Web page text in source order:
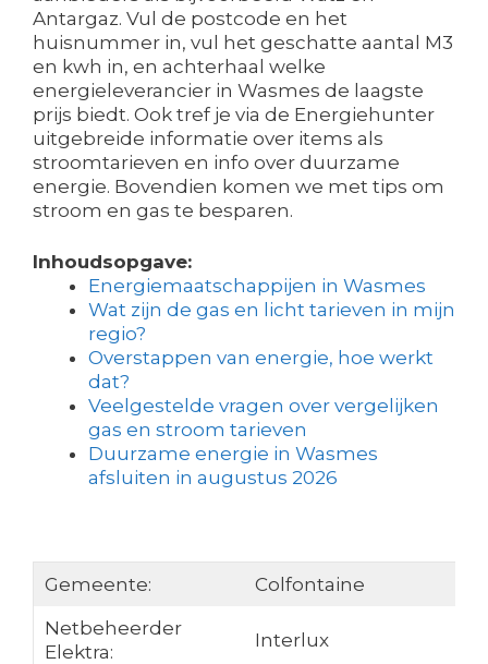
Antargaz. Vul de postcode en het
huisnummer in, vul het geschatte aantal M3
en kwh in, en achterhaal welke
energieleverancier in Wasmes de laagste
prijs biedt. Ook tref je via de Energiehunter
uitgebreide informatie over items als
stroomtarieven en info over duurzame
energie. Bovendien komen we met tips om
stroom en gas te besparen.
Inhoudsopgave:
Energiemaatschappijen in Wasmes
Wat zijn de gas en licht tarieven in mijn
regio?
Overstappen van energie, hoe werkt
dat?
Veelgestelde vragen over vergelijken
gas en stroom tarieven
Duurzame energie in Wasmes
afsluiten in augustus 2026
Gemeente:
Colfontaine
Netbeheerder
Elektra:
Interlux